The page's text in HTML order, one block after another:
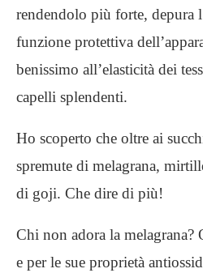
rendendolo più forte, depura
funzione protettiva
benissimo all’elasticità dei
capelli splendenti.
Ho scoperto che oltre ai
spremute di melagrana,
di goji. Che dire di più!
Chi non adora la melagrana?
e per le sue proprietà